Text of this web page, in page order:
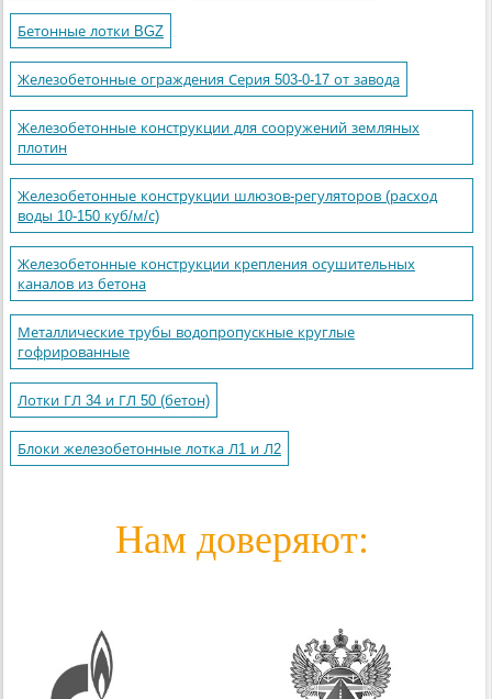
Бетонные лотки BGZ
Железобетонные ограждения Серия 503-0-17 от завода
Железобетонные конструкции для сооружений земляных
плотин
Железобетонные конструкции шлюзов-регуляторов (расход
воды 10-150 куб/м/с)
Железобетонные конструкции крепления осушительных
каналов из бетона
Металлические трубы водопропускные круглые
гофрированные
Лотки ГЛ 34 и ГЛ 50 (бетон)
Блоки железобетонные лотка Л1 и Л2
Нам доверяют: